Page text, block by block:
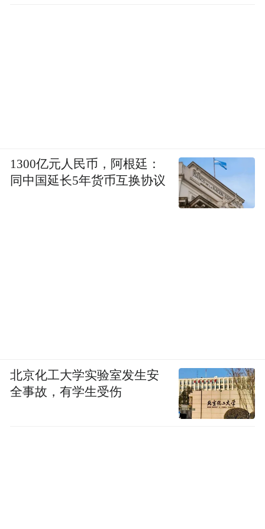
1300亿元人民币，阿根廷：
同中国延长5年货币互换协议
北京化工大学实验室发生安
全事故，有学生受伤